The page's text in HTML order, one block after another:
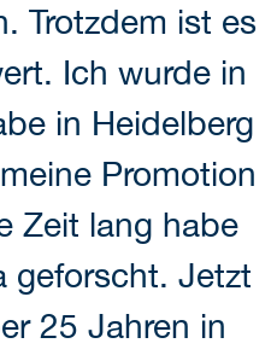
Trotzdem ist es
Ich wurde in
in Heidelberg
Promotion
Zeit lang habe
geforscht. Jetzt
25 Jahren in